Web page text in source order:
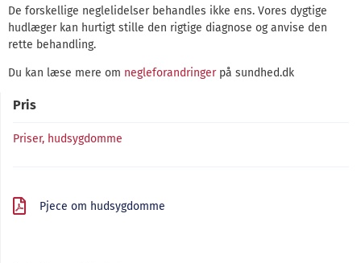
De forskellige neglelidelser behandles ikke ens. Vores dygtige
hudlæger kan hurtigt stille den rigtige diagnose og anvise den
rette behandling.
Du kan læse mere om negleforandringerpå sundhed.dk
Pris
Priser, hudsygdomme
Pjece om hudsygdomme